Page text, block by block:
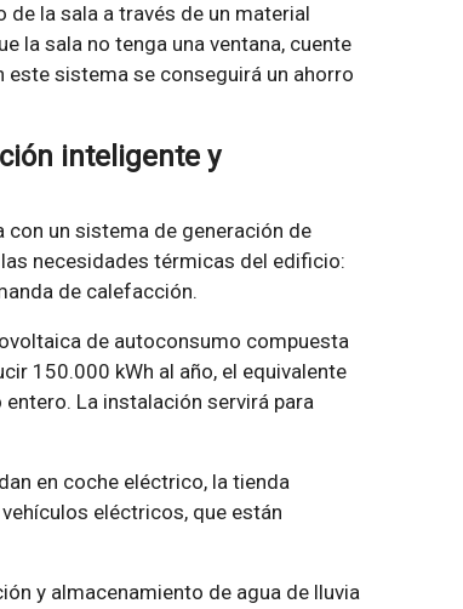
la sala a través de un material
la sala no tenga una ventana, cuente
este sistema se conseguirá un ahorro
inteligente y
con un sistema de generación de
necesidades térmicas del edificio:
de calefacción.
de autoconsumo compuesta
150.000 kWh al año, el equivalente
La instalación servirá para
en coche eléctrico, la tienda
eléctricos, que están
y almacenamiento de agua de lluvia